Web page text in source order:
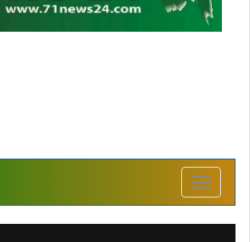
Toggle